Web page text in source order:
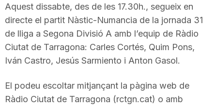
d
e
T
a
Aquest dissabte, des de les 17.30h., segueix en
directe el partit Nàstic-Numancia de la jornada 31
de lliga a Segona Divisió A amb l’equip de Ràdio
Ciutat de Tarragona: Carles Cortés, Quim Pons,
Iván Castro, Jesús Sarmiento i Anton Gasol.
El podeu escoltar mitjançant la pàgina web de
Ràdio Ciutat de Tarragona (rctgn.cat) o amb